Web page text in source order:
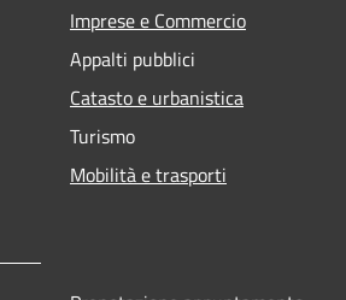
Imprese e Commercio
Appalti pubblici
Catasto e urbanistica
Turismo
Mobilità e trasporti